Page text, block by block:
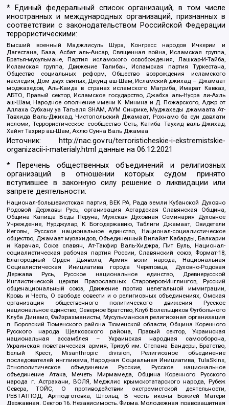
* Единый федеральный список организаций, в том числе
иностранных и международных организаций, признанных в
соответствии с законодательством Российской Федерации
террористическими:
Высший военный Маджлисуль Шура, Конгресс народов Ичкерии и
Дагестана, База, Асбат аль-Ансар, Священная война, Исламская группа,
Братья-мусульмане, Партия исламского освобождения, Лашкар-И-Тайба,
Исламская группа, Движение Талибан, Исламская партия Туркестана,
Общество социальных реформ, Общество возрождения исламского
наследия, Дом двух святых, Джунд аш-Шам, Исламский джихад – Джамаат
моджахедов, Аль-Каида в странах исламского Магриба, Имарат Кавказ,
АБТО, Правый сектор, Исламское государство, Джабха аль-Нусра ли-Ахль
аш-Шам, Народное ополчение имени К. Минина и Д. Пожарского, Аджр от
Аллаха Субхану уа Тагьаля SHAM, АУМ Синрике, Муджахеды джамаата Ат-
Тавхида Валь-Джихад, Чистопольский Джамаат, Рохнамо ба суи давлати
исломи, Террористическое сообщество Сеть, Катиба Таухид валь-Джихад,
Хайят Тахрир аш-Шам, Ахлю Сунна Валь Джамаа
Источник:
http://nac.gov.ru/terroristicheskie-i-ekstremistskie-
organizacii-i-materialy.html данные на06.12.2021
* Перечень общественных объединений и религиозных
организаций в отношении которых судом принято
вступившее в законную силу решение о ликвидации или
запрете деятельности:
Национал-большевистская партия, ВЕК РА, Рада земли Кубанской Духовно
Родовой Державы Русь, организация Асгардская Славянская Община,
Община Капища Веды Перуна, Мужская Духовная Семинария Духовное
Учреждение, Нурджулар, К Богодержавию, Таблиги Джамаат, Свидетели
Иеговы, Русское национальное единство, Национал-социалистическое
общество, Джамаат мувахидов, Объединенный Вилайат Кабарды, Балкарии
и Карачая, Союз славян, Ат-Такфир Валь-Хиджра, Пит Буль, Национал-
социалистическая рабочая партия России, Славянский союз, Формат-18,
Благородный Орден Дьявола, Армия воли народа, Национальная
Социалистическая Инициатива города Череповца, Духовно-Родовая
Держава Русь, Русское национальное единство, Древнерусской
Инглистической церкви Православных Староверов-Инглингов, Русский
общенациональный союз, Движение против нелегальной иммиграции,
Кровь и Честь, О свободе совести и о религиозных объединениях, Омская
организация общественного политического движения Русское
национальное единство, Северное Братство, Клуб Болельщиков Футбольного
Клуба Динамо, Файзрахманисты, Мусульманская религиозная организация
п. Боровский Тюменского района Тюменской области, Община Коренного
Русского народа Щелковского района, Правый сектор, Украинская
национальная ассамблея – Украинская народная самооборона,
Украинская повстанческая армия, Тризуб им. Степана Бандеры, Братство,
Белый Крест, Misanthropic division, Религиозное объединение
последователей инглиизма, Народная Социальная Инициатива, TulaSkins,
Этнополитическое объединение Русские, Русское национальное
объединение Атака, Мечеть Мирмамеда, Община Коренного Русского
народа г. Астрахани, ВОЛЯ, Меджлис крымскотатарского народа, Рубеж
Севера, ТОЙС, О противодействии экстремистской деятельности,
РЕВТАТПОД, Артподготовка, Штольц, В честь иконы Божией Матери
Державная, Сектор 16, Независимость, Фирма, Молодежная правозащитная